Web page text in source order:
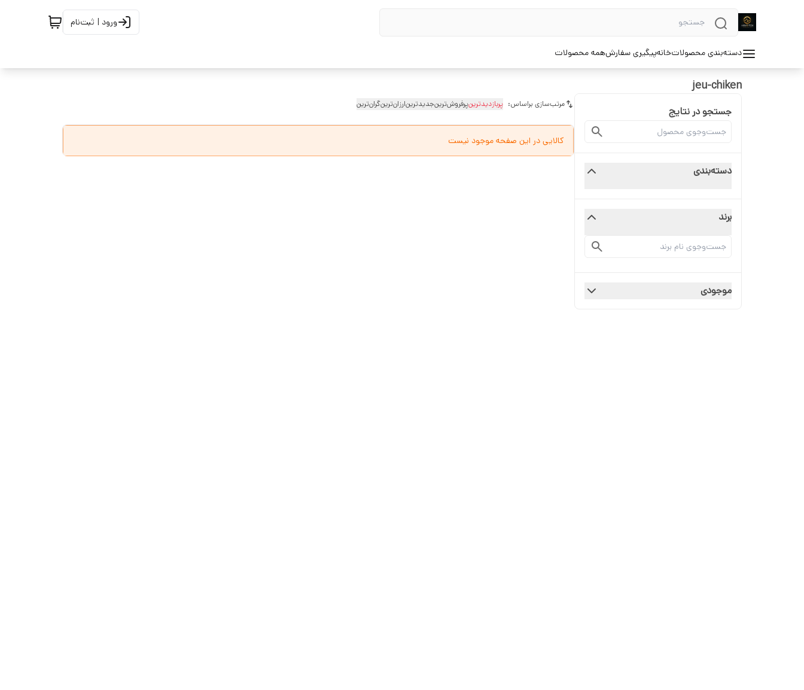
ورود | ثبت‌نام
دسته‌بندی محصولاتخانهپیگیری سفارشهمه محصولات
jeu-chiken
جستجو در نتایج
دسته‌بندی
برند
موجودی
مرتب‌سازی براساس: پربازدیدترینپرفروش‌ترینجدیدترینارزان‌ترینگران‌ترین
کالایی در این صفحه موجود نیست